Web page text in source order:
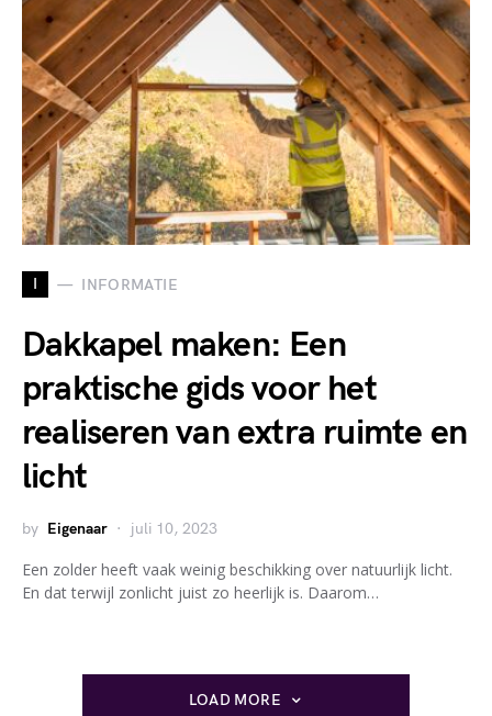
I INFORMATIE
Dakkapel maken: Een
praktische gids voor het
realiseren van extra ruimte en
licht
by Eigenaar juli 10, 2023
Een zolder heeft vaak weinig beschikking over natuurlijk licht.
En dat terwijl zonlicht juist zo heerlijk is. Daarom…
LOAD MORE